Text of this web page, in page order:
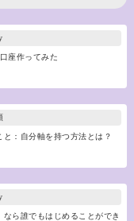
座作ってみた
：自分軸を持つ方法とは？
ら誰でもはじめることができ